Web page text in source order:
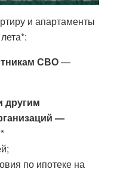
и апартаменты
СВО—
другим
—
по ипотеке на